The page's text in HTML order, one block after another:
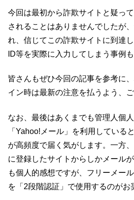
今回は最初から詐欺サイトと疑っ
されることはありませんでしたが
れ、信じてこの詐欺サイトに到達
ID等を実際に入力してしまう事例
皆さんもぜひ今回の記事を参考に
イン時は最新の注意を払うよう、
なお、最後はあくまでも管理人個
「Yahoo!メール」を利用している
が高頻度で届く気がします。一方
に登録したサイトからしかメール
も個人的感想ですが、フリーメー
を「2段階認証」で使用するのがお